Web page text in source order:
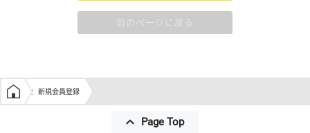
前のページに戻る
学生の窓口トップ
新規会員登録
Page Top